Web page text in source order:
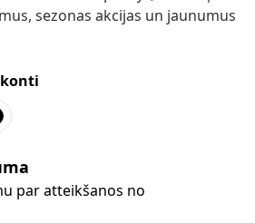
sezonas akcijas un jaunumus
par atteikšanos no